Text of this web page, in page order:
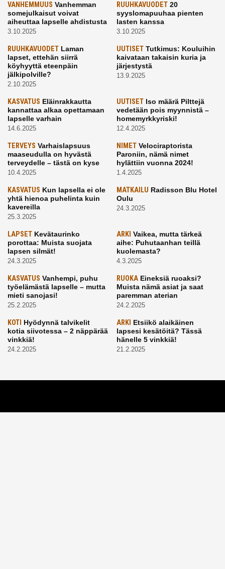
VANHEMMUUS Vanhemman
somejulkaisut voivat
aiheuttaa lapselle ahdistusta
3.10.2025
RUUHKAVUODET20
syyslomapuuhaa pienten
lasten kanssa
3.10.2025
RUUHKAVUODET Laman
lapset, ettehän siirrä
köyhyyttä eteenpäin
jälkipolville?
2.10.2025
UUTISETTutkimus: Kouluihin
kaivataan takaisin kuria ja
järjestystä
13.9.2025
KASVATUS Eläinrakkautta
kannattaa alkaa opettamaan
lapselle varhain
14.6.2025
UUTISETIso määrä Pilttejä
vedetään pois myynnistä –
homemyrkkyriski!
12.4.2025
TERVEYS Varhaislapsuus
maaseudulla on hyvästä
terveydelle – tästä on kyse
10.4.2025
NIMETVelociraptorista
Paroniin, nämä nimet
hylättiin vuonna 2024!
1.4.2025
KASVATUS Kun lapsella ei ole
yhtä hienoa puhelinta kuin
kavereilla
25.3.2025
MATKAILU Radisson Blu Hotel
Oulu
24.3.2025
LAPSET Kevätaurinko
porottaa: Muista suojata
lapsen silmät!
24.3.2025
ARKI Vaikea, mutta tärkeä
aihe: Puhutaanhan teillä
kuolemasta?
4.3.2025
KASVATUS Vanhempi, puhu
työelämästä lapselle – mutta
mieti sanojasi!
25.2.2025
RUOKAEineksiä ruoaksi?
Muista nämä asiat ja saat
paremman aterian
24.2.2025
KOTI Hyödynnä talvikelit
kotia siivotessa – 2 näppärää
vinkkiä!
24.2.2025
ARKI Etsiikö alaikäinen
lapsesi kesätöitä? Tässä
hänelle 5 vinkkiä!
21.2.2025